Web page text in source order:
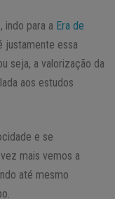
indo para a Era de
justamente essa
seja, a valorização da
aos estudos
e se
mais vemos a
até mesmo